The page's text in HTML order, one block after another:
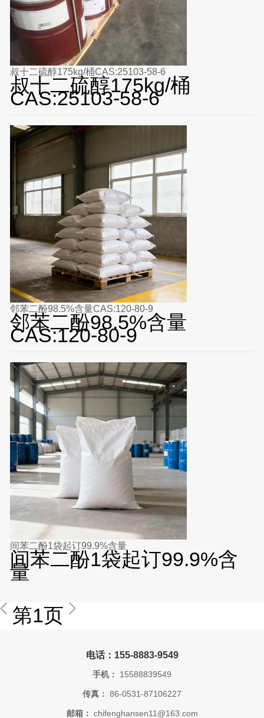
叔十二硫醇175kg/桶CAS:25103-58-6
叔十二硫醇175kg/桶
CAS:25103-58-6
邻苯二酚98.5%含量CAS:120-80-9
邻苯二酚98.5%含量
CAS:120-80-9
间苯二酚1袋起订99.9%含量
间苯二酚1袋起订99.9%含
量
第1页
电话：155-8883-9549
手机： 15588839549
传真： 86-0531-87106227
邮箱： chifenghansen11@163.com